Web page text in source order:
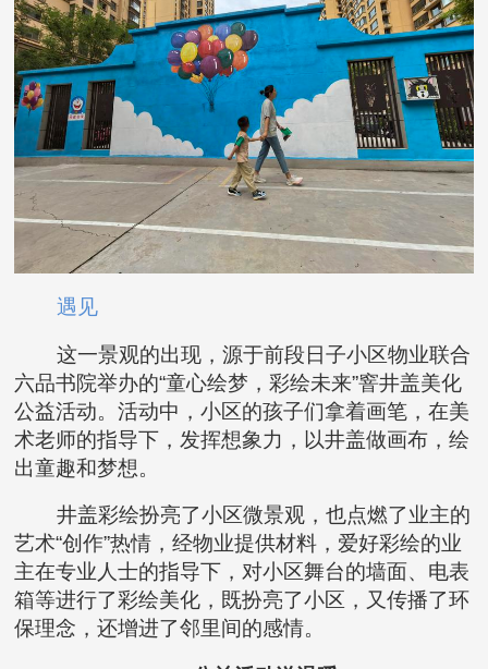
遇见
这一景观的出现，源于前段日子小区物业联合
六品书院举办的“童心绘梦，彩绘未来”窨井盖美化
公益活动。活动中，小区的孩子们拿着画笔，在美
术老师的指导下，发挥想象力，以井盖做画布，绘
出童趣和梦想。
井盖彩绘扮亮了小区微景观，也点燃了业主的
艺术“创作”热情，经物业提供材料，爱好彩绘的业
主在专业人士的指导下，对小区舞台的墙面、电表
箱等进行了彩绘美化，既扮亮了小区，又传播了环
保理念，还增进了邻里间的感情。